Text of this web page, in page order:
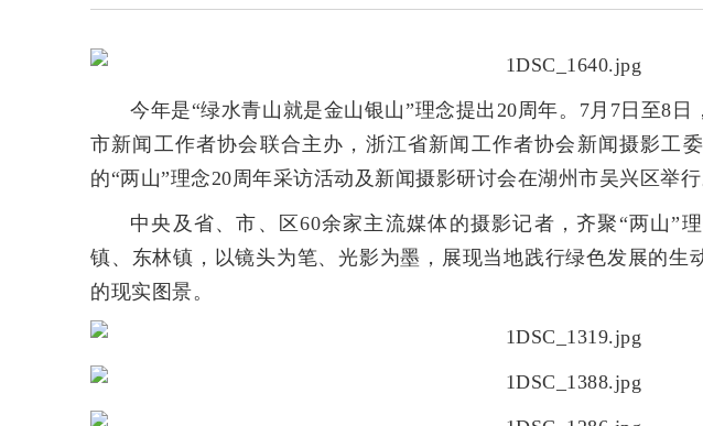
今年是“绿水青山就是金山银山”理念提出20周年。7月7日至8日
市新闻工作者协会联合主办，浙江省新闻工作者协会新闻摄影工
的“两山”理念20周年采访活动及新闻摄影研讨会在湖州市吴兴区举行
中央及省、市、区60余家主流媒体的摄影记者，齐聚“两山”
镇、东林镇，以镜头为笔、光影为墨，展现当地践行绿色发展的生
的现实图景。